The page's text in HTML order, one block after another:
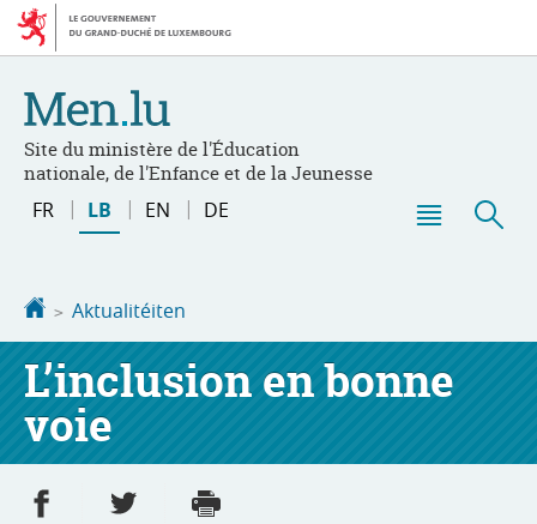
Bei
den
Aller
au
Site du ministère de l'Éducation
nationale, de l'Enfance et de la Jeunesse
Changer
FR LB EN DE
Startsäit
Aktualitéiten
L’inclusion en bonne
voie
Partager sur Facebook
Partager sur Twitter